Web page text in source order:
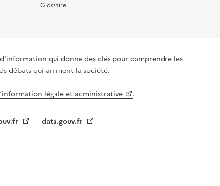
Glossaire
qui donne des clés pour comprendre les
débats qui animent la société.
légale et administrative .
data.gouv.fr